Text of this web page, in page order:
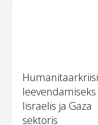
Humanitaarkriisi
leevendamiseks
Iisraelis ja Gaza
sektoris